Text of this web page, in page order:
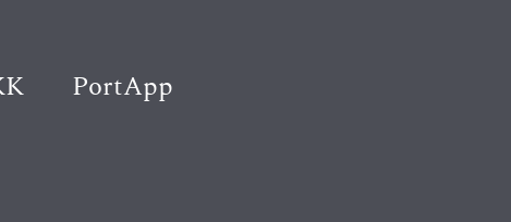
PortApp